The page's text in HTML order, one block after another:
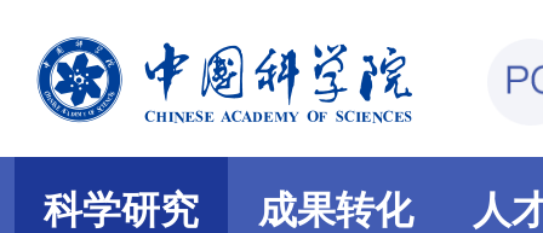
科学研究 成果转化 人